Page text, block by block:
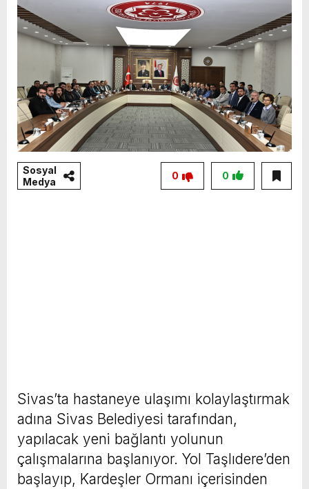
Sosyal
Medya
0
0
Sivas’ta hastaneye ulaşımı kolaylaştırmak
adına Sivas Belediyesi tarafından,
yapılacak yeni bağlantı yolunun
çalışmalarına başlanıyor. Yol Taşlıdere’den
başlayıp, Kardeşler Ormanı içerisinden